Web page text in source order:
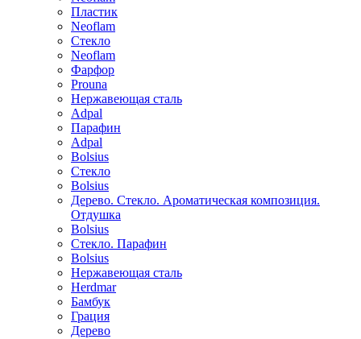
Пластик
Neoflam
Стекло
Neoflam
Фарфор
Prouna
Нержавеющая сталь
Adpal
Парафин
Adpal
Bolsius
Стекло
Bolsius
Дерево. Стекло. Ароматическая композиция.
Отдушка
Bolsius
Стекло. Парафин
Bolsius
Нержавеющая сталь
Herdmar
Бамбук
Грация
Дерево